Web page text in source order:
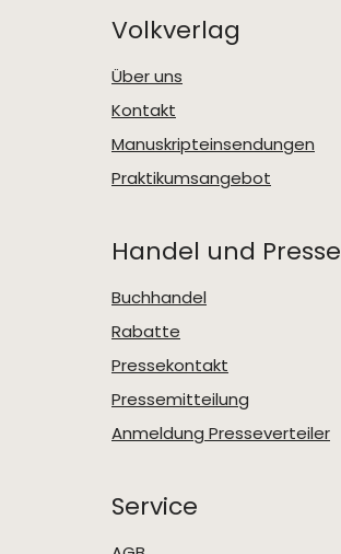
Volkverlag
Über uns
Kontakt
Manuskripteinsendungen
Praktikumsangebot
Handel und Presse
Buchhandel
Rabatte
Pressekontakt
Pressemitteilung
Anmeldung Presseverteiler
Service